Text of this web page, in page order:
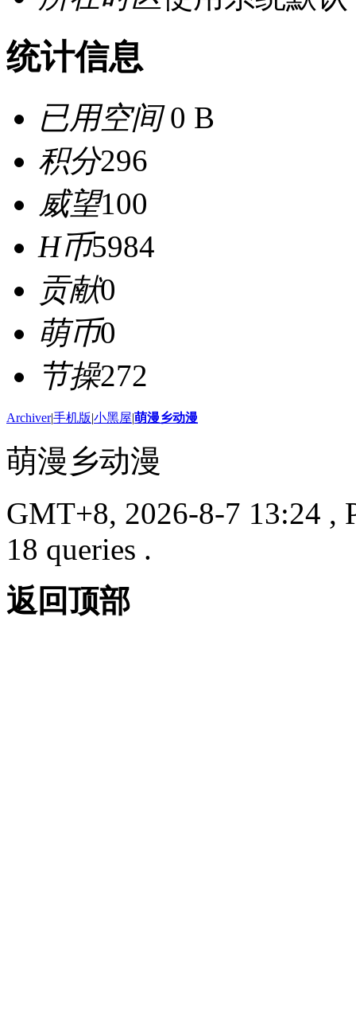
统计信息
已用空间0 B
积分296
威望100
H币5984
贡献0
萌币0
节操272
Archiver|手机版|小黑屋|萌漫乡动漫
萌漫乡动漫
GMT+8, 2026-8-7 13:24 ,
18 queries .
返回顶部